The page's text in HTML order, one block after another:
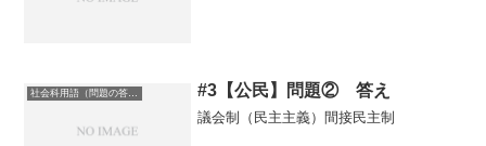
社会科用語（問題の答え） #3【公民】問題② 答え
議会制（民主主義）間接民主制